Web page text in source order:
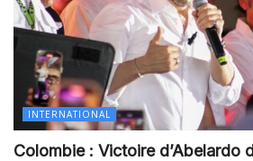
INTERNATIONAL
Colombie : Victoire d’Abelardo